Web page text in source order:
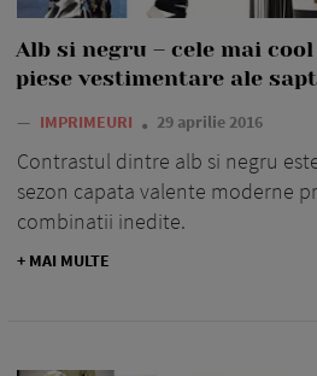
Alb si negru – cele mai
piese vestimentare ale
— IMPRIMEURI 29 aprilie 2016
Contrastul dintre alb si negru
sezon capata valente moderne
combinatii inedite.
+ MAI MULTE